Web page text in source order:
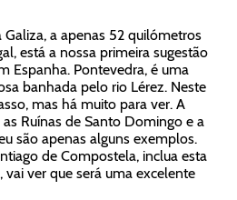
Galiza, a apenas 52 quilómetros
está a nossa primeira sugestão
Espanha. Pontevedra, é uma
banhada pelo rio Lérez. Neste
mas há muito para ver. A
Ruínas de Santo Domingo e a
são apenas alguns exemplos.
de Compostela, inclua esta
vai ver que será uma excelente